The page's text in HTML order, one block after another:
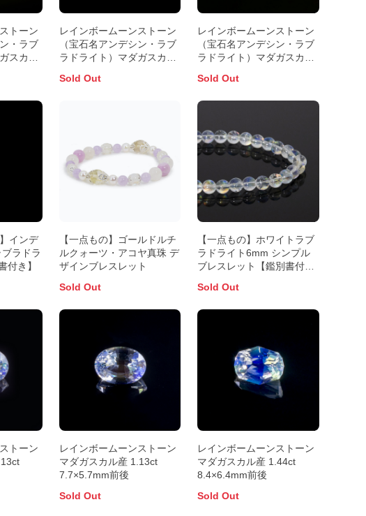
トーン
・ラブ
スカル
レインボームーンストーン
（宝石名アンデシン・ラブ
ラドライト）マダガスカル
前後
Sold Out
レインボームーンストーン
（宝石名アンデシン・ラブ
ラドライト）マダガスカル
前後
Sold Out
インデ
ラドラ
付き】
【一点もの】ゴールドルチ
ルクォーツ・アコヤ真珠 デ
ザインブレスレット
Sold Out
【一点もの】ホワイトラブ
ラドライト6mm シンプル
ブレスレット【鑑別書付
Sold Out
トーン
レインボームーンストーン
マダガスカル産 1.13ct
7.7×5.7mm前後
Sold Out
レインボームーンストーン
マダガスカル産 1.44ct
8.4×6.4mm前後
Sold Out